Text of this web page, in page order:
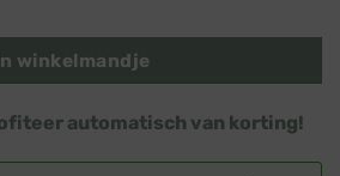
winkelmandje
automatisch van korting!